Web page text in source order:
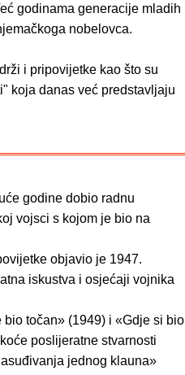
godinama generacije mladih
nobelovca.
i pripovijetke kao što su
koja danas već predstavljaju
godine dobio radnu
vojsci s kojom je bio na
objavio je 1947.
iskustva i osjećaji vojnika
točan» (1949) i «Gdje si bio
poslijeratne stvarnosti
jednog klauna»